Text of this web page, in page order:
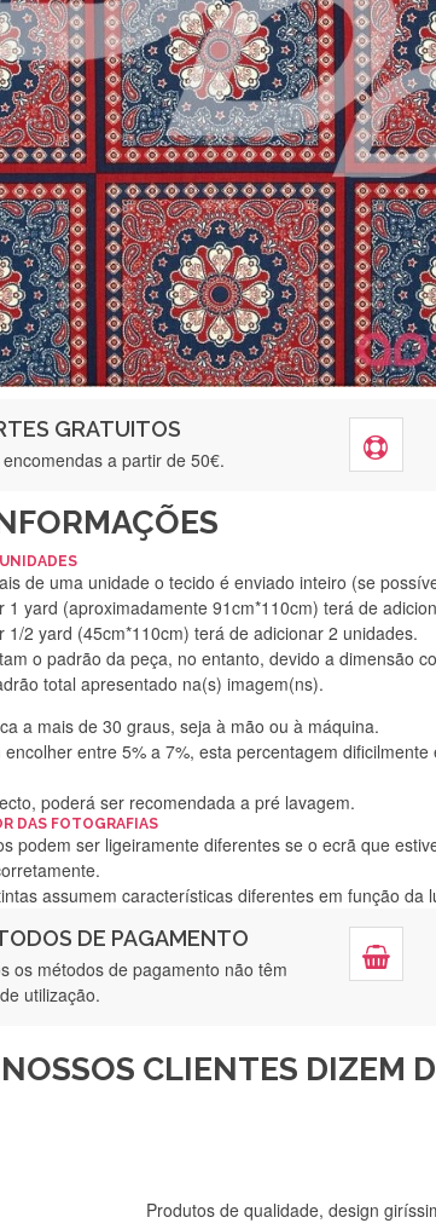
GRATUITOS
encomendas a partir de 50€.
de uma unidade o tecido é enviado inteiro (se
1 yard (aproximadamente 91cm*110cm) terá de
1/2 yard (45cm*110cm) terá de adicionar 2 unidades.
o padrão da peça, no entanto, devido a dimensão
total apresentado na(s) imagem(ns).
a mais de 30 graus, seja à mão ou à máquina.
entre 5% a 7%, esta percentagem dificilmente
poderá ser recomendada a pré lavagem.
DAS FOTOGRAFIAS
podem ser ligeiramente diferentes se o ecrã que
assumem características diferentes em função da
DE PAGAMENTO
os métodos de pagamento não têm
utilização.
CLIENTES DIZEM
Encomenda
Rápido, atendimento 5*.
Recebi a minha encomenda, rápida entrega
Produtos de qualidade, design